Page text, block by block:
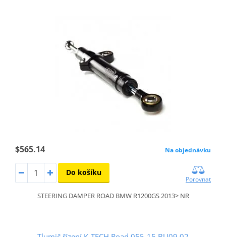
$565.14 Na objednávku
Do košíku
Porovnat
STEERING DAMPER ROAD BMW R1200GS 2013> NR